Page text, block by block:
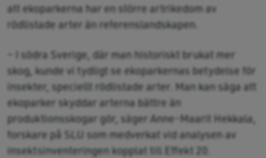
att ekoparkerna har en större artrikedom av
rödlistade arter än referenslandskapen.
– I södra Sverige, där man historiskt brukat mer
skog, kunde vi tydligt se ekoparkernas betydelse för
insekter, speciellt rödlistade arter. Man kan säga att
ekoparker skyddar arterna bättre än
produktionsskogar gör, säger Anne-Maarit Hekkala,
forskare på SLU som medverkat vid analysen av
insektsinventeringen kopplat till Effekt 20.